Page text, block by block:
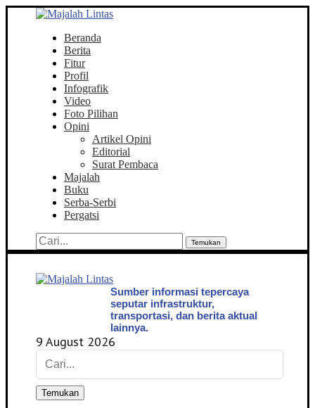
Beranda
Berita
Fitur
Profil
Infografik
Video
Foto Pilihan
Opini
Artikel Opini
Editorial
Surat Pembaca
Majalah
Buku
Serba-Serbi
Pergatsi
Temukan
Sumber informasi tepercaya
seputar infrastruktur,
transportasi, dan berita aktual
lainnya.
9 August 2026
Temukan